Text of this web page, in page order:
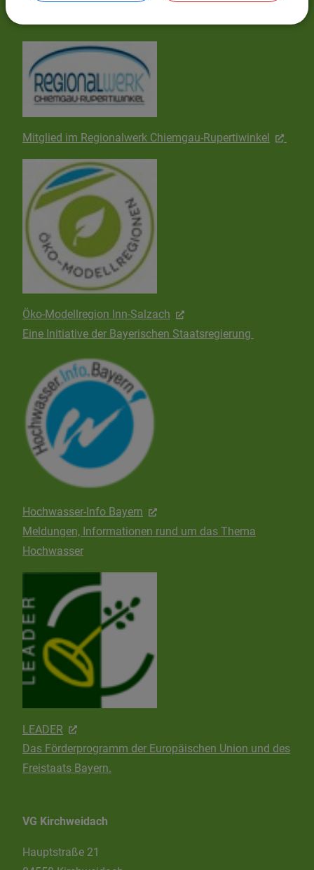
Mitglied im Regionalwerk Chiemgau-Rupertiwinkel
Öko-Modellregion Inn-Salzach
Eine Initiative der Bayerischen Staatsregierung
Hochwasser-Info Bayern
Meldungen, Informationen rund um das Thema
Hochwasser
LEADER
Das Förderprogramm der Europäischen Union und des
Freistaats Bayern.
VG Kirchweidach
Hauptstraße 21